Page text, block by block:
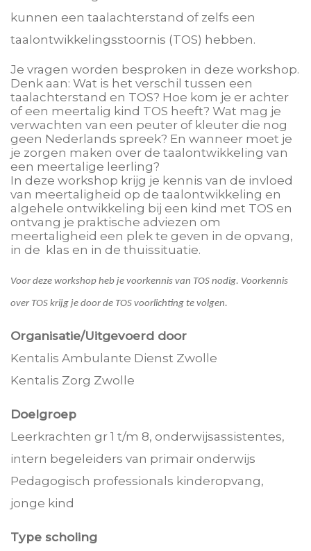
kunnen een taalachterstand of zelfs een
taalontwikkelingsstoornis (TOS) hebben.
Je vragen worden besproken in deze workshop.
Denk aan: Wat is het verschil tussen een
taalachterstand en TOS? Hoe kom je er achter
of een meertalig kind TOS heeft? Wat mag je
verwachten van een peuter of kleuter die nog
geen Nederlands spreek? En wanneer moet je
je zorgen maken over de taalontwikkeling van
een meertalige leerling?
In deze workshop krijg je kennis van de invloed
van meertaligheid op de taalontwikkeling en
algehele ontwikkeling bij een kind met TOS en
ontvang je praktische adviezen om
meertaligheid een plek te geven in de opvang,
in de klas en in de thuissituatie.
Voor deze workshop heb je voorkennis van TOS nodig. Voorkennis
over TOS krijg je door de TOS voorlichting te volgen.
Organisatie/Uitgevoerd door
Kentalis Ambulante Dienst Zwolle
Kentalis Zorg Zwolle
Doelgroep
Leerkrachten gr 1 t/m 8, onderwijsassistentes,
intern begeleiders van primair onderwijs
Pedagogisch professionals kinderopvang,
jonge kind
Type scholing